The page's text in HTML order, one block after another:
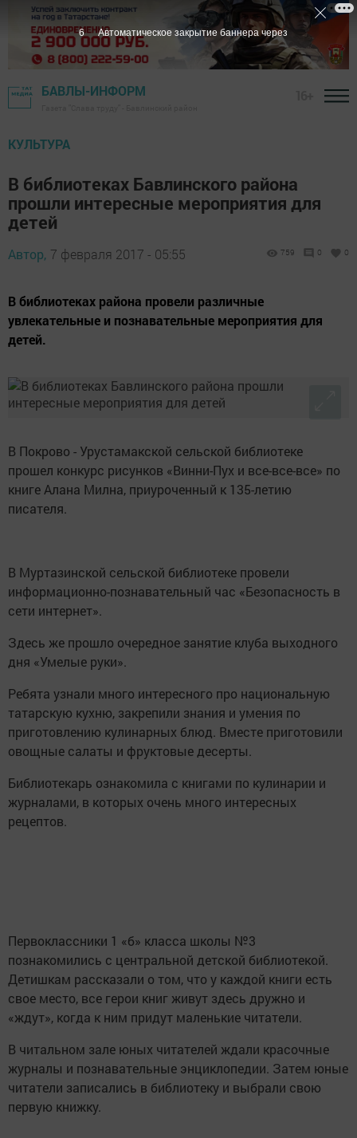
БАВЛЫ-ИНФОРМ
КУЛЬТУРА
В библиотеках Бавлинского района
прошли интересные мероприятия для
детей
Автор, 7 февраля 2017 - 05:55 759 0 0
В библиотеках района провели различные
увлекательные и познавательные мероприятия для
детей.
В Покрово - Урустамакской сельской библиотеке
прошел конкурс рисунков «Винни-Пух и все-все-все» по
книге Алана Милна, приуроченный к 135-летию
писателя.
В Муртазинской сельской библиотеке провели
информационно-познавательный час «Безопасность в
сети интернет».
Здесь же прошло очередное занятие клуба выходного
дня «Умелые руки».
Ребята узнали много интересного про национальную
татарскую кухню, закрепили знания и умения по
приготовлению кулинарных блюд. Вместе приготовили
овощные салаты и фруктовые десерты.
Библиотекарь ознакомила с книгами по кулинарии и
журналами, в которых очень много интересных
рецептов.
Первоклассники 1 «б» класса школы №3
познакомились с центральной детской библиотекой.
Детишкам рассказали о том, что у каждой книги есть
свое место, все герои книг живут здесь дружно и
«ждут», когда к ним придут маленькие читатели.
В читальном зале юных читателей ждали красочные
журналы и познавательные энциклопедии. Затем юные
читатели записались в библиотеку и выбрали свою
первую книжку.
5 Автоматическое закрытие баннера через